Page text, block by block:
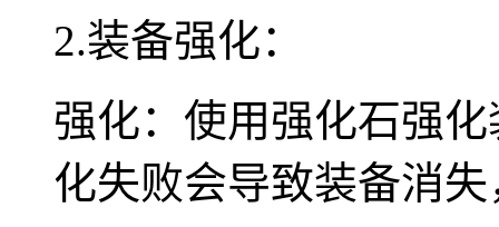
2.装备强化：
强化：使用强化石强
化失败会导致装备消